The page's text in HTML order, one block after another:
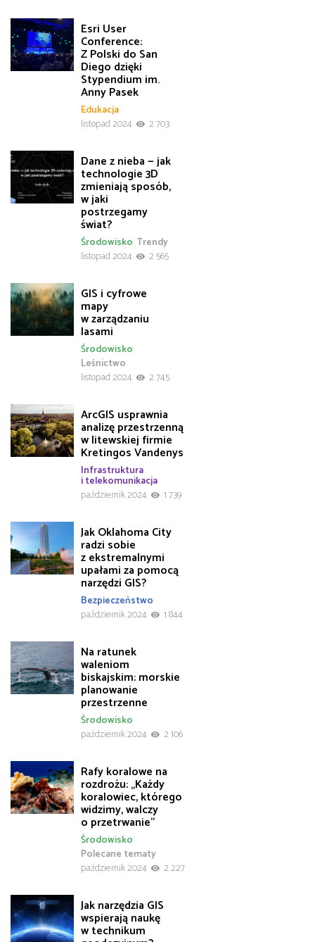
Esri User
Conference:
Z Polski do San
Diego dzięki
Stypendium im.
Anny Pasek
Edukacja
listopad 2024
2 703
Dane z nieba — jak
technologie 3D
zmieniają sposób,
w jaki
postrzegamy
świat?
Środowisko Trendy
listopad 2024
2 565
GIS i cyfrowe
mapy
w zarządzaniu
lasami
Leśnictwo
Środowisko
listopad 2024
2 745
ArcGIS usprawnia
analizę przestrzenną
w litewskiej firmie
Kretingos Vandenys
Infrastruktura
i telekomunikacja
październik 2024
1 739
Jak Oklahoma City
radzi sobie
z ekstremalnymi
upałami za pomocą
narzędzi GIS?
Bezpieczeństwo
październik 2024
1 844
Na ratunek
waleniom
biskajskim: morskie
planowanie
przestrzenne
Środowisko
październik 2024
2 106
Rafy koralowe na
rozdrożu: „Każdy
koralowiec, którego
widzimy, walczy
o przetrwanie”
Polecane tematy
Środowisko
październik 2024
2 227
Jak narzędzia GIS
wspierają naukę
w technikum